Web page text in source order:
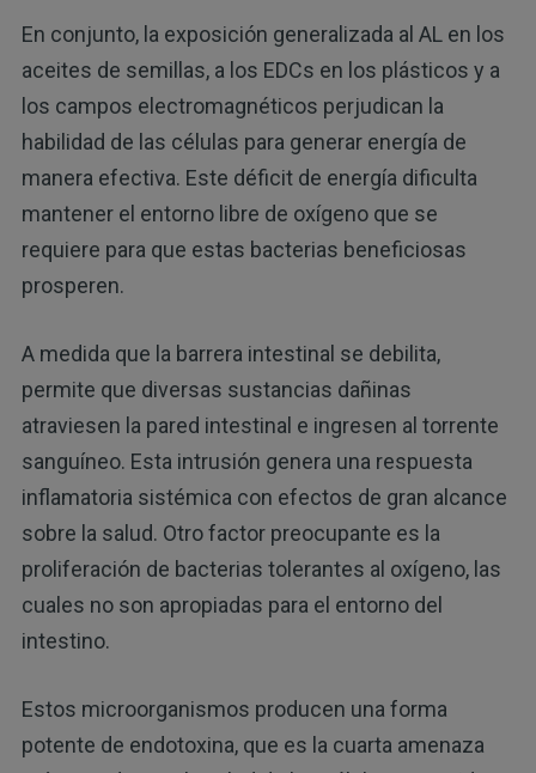
En conjunto, la exposición generalizada al AL en los
aceites de semillas, a los EDCs en los plásticos y a
los campos electromagnéticos perjudican la
habilidad de las células para generar energía de
manera efectiva. Este déficit de energía dificulta
mantener el entorno libre de oxígeno que se
requiere para que estas bacterias beneficiosas
prosperen.
A medida que la barrera intestinal se debilita,
permite que diversas sustancias dañinas
atraviesen la pared intestinal e ingresen al torrente
sanguíneo. Esta intrusión genera una respuesta
inflamatoria sistémica con efectos de gran alcance
sobre la salud. Otro factor preocupante es la
proliferación de bacterias tolerantes al oxígeno, las
cuales no son apropiadas para el entorno del
intestino.
Estos microorganismos producen una forma
potente de endotoxina, que es la cuarta amenaza